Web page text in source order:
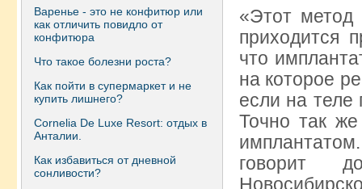
Варенье - это не конфитюр или
как отличить повидло от
конфитюра
Что такое болезни роста?
Как пойти в супермаркет и не
купить лишнего?
Сornelia De Luxe Resort: отдых в
Анталии.
Как избавиться от дневной
сонливости?
«Этот метод
приходится
что
на которое
если на теле
Точно так
говорит